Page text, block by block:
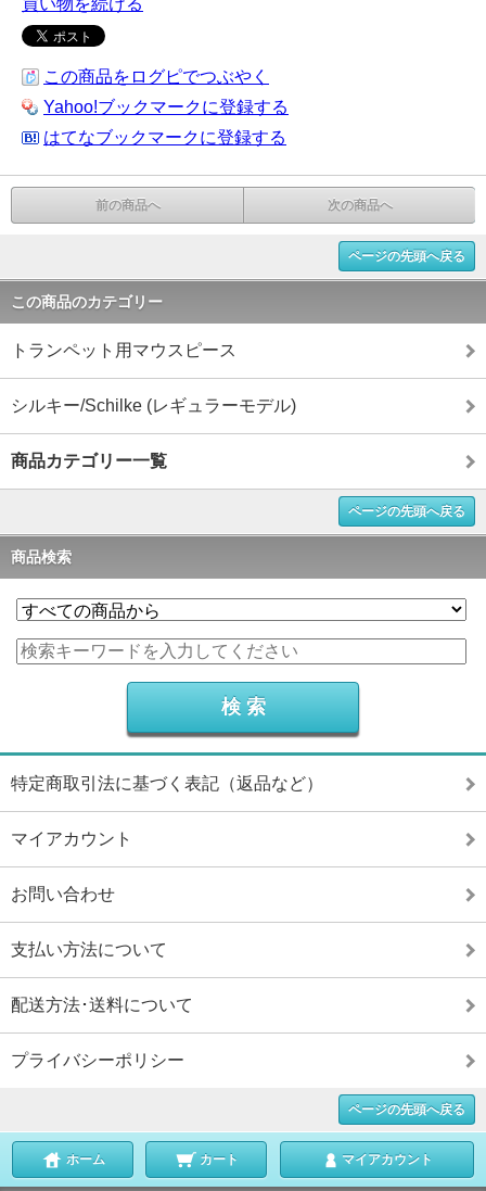
買い物を続ける
この商品をログピでつぶやく
Yahoo!ブックマークに登録する
はてなブックマークに登録する
前の商品へ 次の商品へ
ページの先頭へ戻る
この商品のカテゴリー
トランペット用マウスピース
シルキー/Schilke (レギュラーモデル)
商品カテゴリー一覧
ページの先頭へ戻る
商品検索
特定商取引法に基づく表記（返品など）
マイアカウント
お問い合わせ
支払い方法について
配送方法･送料について
プライバシーポリシー
ページの先頭へ戻る
ホーム カート マイアカウント